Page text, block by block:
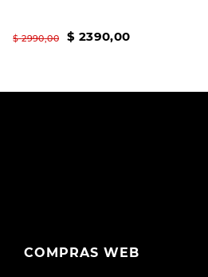
$ 2990,00 $ 2390,00
COMPRAS WEB